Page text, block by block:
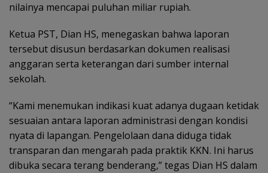
nilainya mencapai puluhan miliar rupiah.
Ketua PST, Dian HS, menegaskan bahwa laporan
tersebut disusun berdasarkan dokumen realisasi
anggaran serta keterangan dari sumber internal
sekolah.
“Kami menemukan indikasi kuat adanya dugaan ketidak
sesuaian antara laporan administrasi dengan kondisi
nyata di lapangan. Pengelolaan dana diduga tidak
transparan dan mengarah pada praktik KKN. Ini harus
dibuka secara terang benderang,” tegas Dian HS dalam